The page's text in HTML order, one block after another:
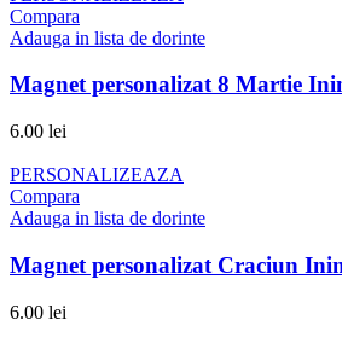
Compara
Adauga in lista de dorinte
Magnet personalizat 8 Martie
6.00 lei
PERSONALIZEAZA
Compara
Adauga in lista de dorinte
Magnet personalizat Craciun
6.00 lei